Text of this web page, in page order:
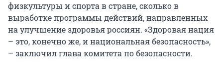
физкультуры и спорта в стране, сколько в
выработке программы действий, направленных
на улучшение здоровья россиян. «Здоровая нация
– это, конечно же, и национальная безопасность»,
– заключил глава комитета по безопасности.